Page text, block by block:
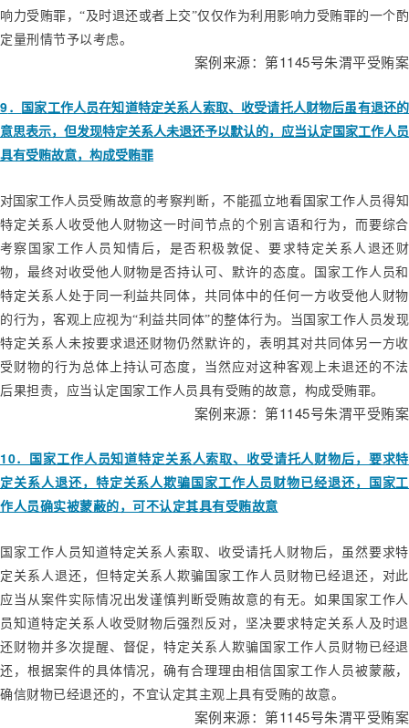
响力受贿罪，“及时退还或者上交”仅仅作为利用影响力受贿罪的一个酌
定量刑情节予以考虑。
案例来源：第1145号朱渭平受贿案
9 ．
国家工作人员在知道特定关系人索取、收受请托人财物后虽有退还的
意思表示，但发现特定关系人未退还予以默认的，应当认定国家工作人员
具有受贿故意，构成受贿罪
对国家工作人员 受贿故意的考察判断，不能孤立地看国家工作人员得知
特定关系人收受他人财物这一时间节点的个别言语和行为，而要综合
考察国家工作人员知情后，是否积极敦促、要求特定关系人退还财
物，最终对收受他人财物是否持认可、默许的态度。国家工作人员和
特定关系人处于同一利益共同体，共同体中的任何一方收受他人财物
的行为，客观上应视为“利益共同体”的整体行为。当国家工作人员发现
特定关系人未按要求退还财物仍然默许的，表明其对共同体另一方收
受财物的行为总体上持认可态度，当然应对这种客观上未退还的不法
后果担责，应当认定国家工作人员具有受贿的故意，构成受贿罪。
案例来源：第1145号朱渭平受贿案
10．国家工作人员知道特定关系人索取、收受请托人财物后，要求特
定关系人退还，特定关系人欺骗国家工作人员财物已经退还，国家工
作人员确实被蒙蔽的，可不认定其具有受贿故意
国家工作人员知道特定关系人索取、收受请托人财物后，虽然要求特
定关系人退还，但特定关系人欺骗国家工作人员财物已经退还，对此
应当从案件实际情况出发谨慎判断受贿故意的有无。如果国家工作人
员知道特定关系人收受财物后强烈反对，坚决要求特定关系人及时退
还财物并多次提醒、督促，特定关系人欺骗国家工作人员财物已经退
还，根据案件的具体情况，确有合理理由相信国家工作人员被蒙蔽，
确信财物已经退还的，不宜认定其主观上具有受贿的故意。
案例来源：第1145号朱渭平受贿案